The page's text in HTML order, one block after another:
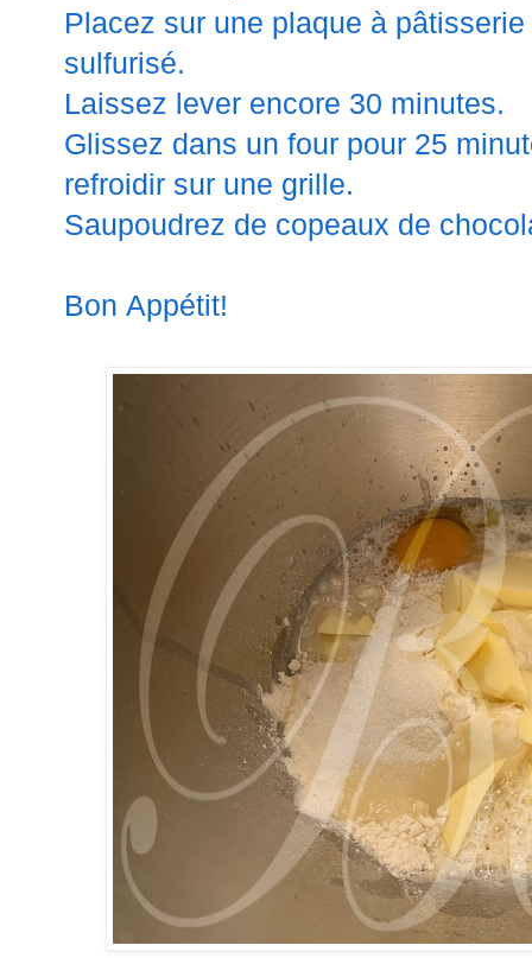
Placez sur une plaque à
sulfurisé.
Laissez lever encore 30 minutes.
Glissez dans un four pour 25
refroidir sur une grille.
Saupoudrez de copeaux de
Bon Appétit!